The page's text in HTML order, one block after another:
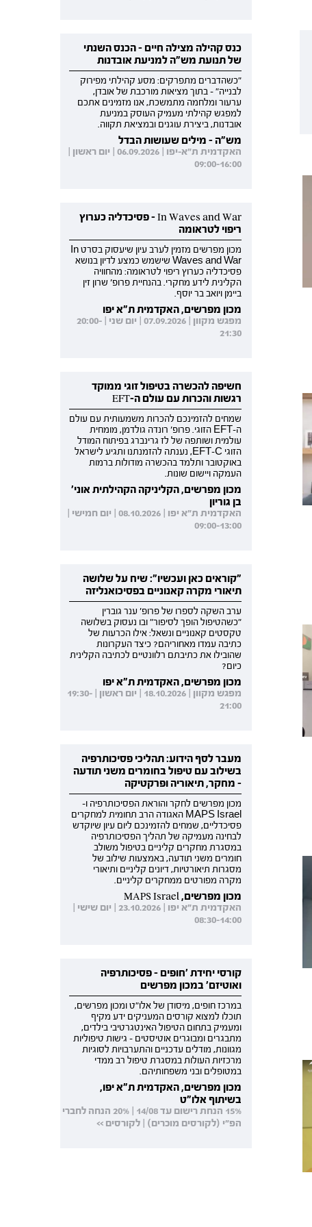
כנס קהילה מצילה חיים - הכנס השנתי
של תנועת מש"ה למניעת אובדנות
"כשהדברים מתפרקים: מסע קהילתי מפירוק
לבנייה" - בתוך מציאות מורכבת של אובדן,
ערעור ומלחמה מתמשכת, אנו מזמינים אתכם
למפגש קהילתי מעמיק העוסק במניעת
אובדנות, ביצירת עוגנים ובמציאת תקווה.
מש"ה - מילים שעושות הבדל
האקדמית ת"א-יפו | 06.09.2026 | יום ראשון |
09:00-16:00
In Waves and War - פסיכדליה כערוץ
ריפוי לטראומה
מכון מפרשים מזמין לערב עיון שיעסוק בסרט In
Waves and War שישמש כמצע לדיון בנושא
פסיכדליה כערוץ ריפוי לטראומה: מהחוויה
הקלינית לידע מחקרי. בהנחיית פרופ' שרון זין
ביימן ויואב בר יוסף.
מכון מפרשים, האקדמית ת"א יפו
מפגש מקוון | 07.09.2026 | יום שני | 20:00-
21:30
חשיפה להכשרה בטיפול זוגי ממוקד
רגשות והכרות עם עולם ה-EFT
שמחים להזמינכם להכרות משמעותית עם עולם
ה-EFT הזוגי. פרופ' רונדה גולדמן, מומחית
עולמית ושותפה של לז גרינברג בפיתוח המודל
הזוגי EFT-C, נענתה להזמנתנו ותגיע לישראל
באוקטובר ותלמד בהכשרה מודולות ברמות
העמקה ויישום שונות.
מכון מפרשים, הקליניקה הקהילתית אוני'
בן גוריון
האקדמית ת"א יפו | 08.10.2026 | יום חמישי |
09:00-13:00
"קוראים כאן ועכשיו": שיח על שלושה
תיאורי מקרה קאנוניים בפסיכואנליזה
ערב השקה לספרו של פרופ' ענר גוברין
"כשהטיפול הופך לסיפור" ובו נעסוק בשלושה
טקסטים קאנוניים ונשאל: אילו הכרעות של
כתיבה עמדו מאחוריהם? כיצד העקרונות
שהובילו את כתיבתם רלוונטיים לכתיבה הקלינית
כיום?
מכון מפרשים, האקדמית ת"א יפו
מפגש מקוון | 18.10.2026 | יום ראשון | 19:30-
21:00
מעבר לסף הידוע: תהליכי פסיכותרפיה
בשילוב עם טיפול בחומרים משני תודעה
- מחקר, תיאוריה ופרקטיקה
מכון מפרשים לחקר והוראת הפסיכותרפיה ו-
MAPS Israel האגודה הרב תחומית למחקרים
פסיכדליים, שמחים להזמינכם ליום עיון שיוקדש
לבחינה מעמיקה של תהליך הפסיכותרפיה
במסגרת מחקרים קליניים בטיפול משולב
חומרים משני תודעה, באמצעות שילוב של
מסגרות תיאורטיות, דיונים קליניים ותיאורי
מקרה מפורטים ממחקרים קליניים.
מכון מפרשים, MAPS Israel
האקדמית ת"א יפו | 23.10.2026 | יום שישי |
08:30-14:00
קורסי יחידת 'חופים - פסיכותרפיה
ואוטיזם' במכון מפרשים
במרכז חופים, מיסודן של אלו"ט ומכון מפרשים,
תוכלו למצוא קורסים המעניקים ידע מקיף
ומעמיק בתחום הטיפול האינטגרטיבי בילדים,
מתבגרים ומבוגרים אוטיסטים - גישות טיפוליות
מגוונות, מודלים עדכניים והתערבויות לסוגיות
מרכזיות העולות במסגרת טיפול רב ממדי
במטופלים ובני משפחותיהם.
מכון מפרשים, האקדמית ת"א יפו,
בשיתוף אלו"ט
15% הנחת רישום עד 14/08 | 20% הנחה לחברי
הפ"י (לקורסים מוכרים) | לקורסים >>